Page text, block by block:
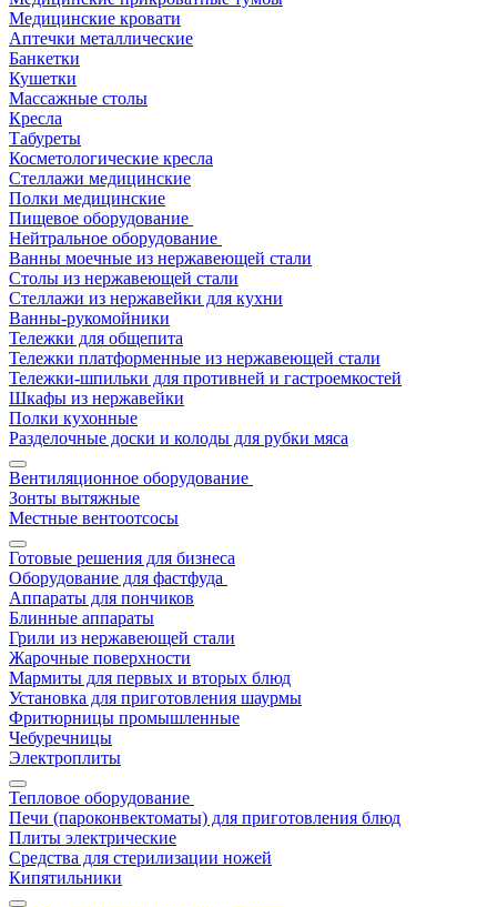
Медицинские кровати
Аптечки металлические
Банкетки
Кушетки
Массажные столы
Кресла
Табуреты
Косметологические кресла
Стеллажи медицинские
Полки медицинские
Пищевое оборудование
Нейтральное оборудование
Ванны моечные из нержавеющей стали
Столы из нержавеющей стали
Стеллажи из нержавейки для кухни
Ванны-рукомойники
Тележки для общепита
Тележки платформенные из нержавеющей стали
Тележки-шпильки для противней и гастроемкостей
Шкафы из нержавейки
Полки кухонные
Разделочные доски и колоды для рубки мяса
Вентиляционное оборудование
Зонты вытяжные
Местные вентоотсосы
Готовые решения для бизнеса
Оборудование для фастфуда
Аппараты для пончиков
Блинные аппараты
Грили из нержавеющей стали
Жарочные поверхности
Мармиты для первых и вторых блюд
Установка для приготовления шаурмы
Фритюрницы промышленные
Чебуречницы
Электроплиты
Тепловое оборудование
Печи (пароконвектоматы) для приготовления блюд
Плиты электрические
Средства для стерилизации ножей
Кипятильники